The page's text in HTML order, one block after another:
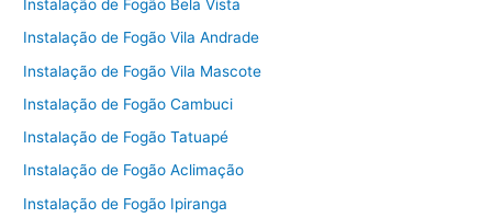
Instalação de Fogão Bela Vista
Instalação de Fogão Vila Andrade
Instalação de Fogão Vila Mascote
Instalação de Fogão Cambuci
Instalação de Fogão Tatuapé
Instalação de Fogão Aclimação
Instalação de Fogão Ipiranga